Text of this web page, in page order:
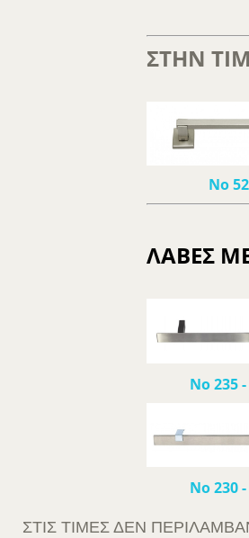
ΣΤΗΝ
Νο
ΛΑΒΕΣ
Νο 235-
Νο 230-
ΣΤΙΣ ΤΙΜΕΣ ΔΕΝ